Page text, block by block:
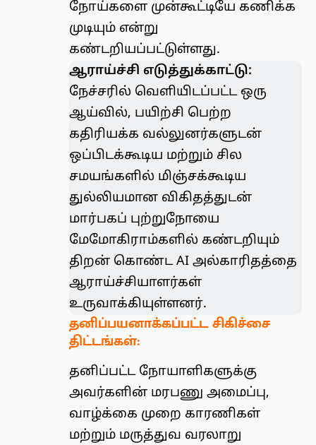
நோய்களை முன்கூட்டியே கணிக்க
முடியும் என்று
கண்டறியப்பட்டுள்ளது.
ஆராய்ச்சி எடுத்துக்காட்டு:
நேச்சரில் வெளியிடப்பட்ட ஒரு
ஆய்வில், பயிற்சி பெற்ற
கதிரியக்க வல்லுனர்களுடன்
ஒப்பிடக்கூடிய மற்றும் சில
சமயங்களில் மிஞ்சக்கூடிய
துல்லியமான விகிதத்துடன்
மார்பகப் புற்றுநோயை
மேமோகிராம்களில் கண்டறியும்
திறன் கொண்ட AI அல்காரிதத்தை
ஆராய்ச்சியாளர்கள்
உருவாக்கியுள்ளனர்.
தனிப்பயனாக்கப்பட்ட சிகிச்சை
திட்டங்கள்:
தனிப்பட்ட நோயாளிகளுக்கு
அவர்களின் மரபணு அமைப்பு,
வாழ்க்கை முறை காரணிகள்
மற்றும் மருத்துவ வரலாறு